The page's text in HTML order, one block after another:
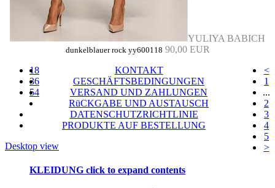
YULIYA BABICH
dunkelblauer rock yy600118 90,00 EUR
18
36
54
<
1
...
2
3
4
5
>
KONTAKT
GESCHÄFTSBEDINGUNGEN
VERSAND UND ZAHLUNGEN
RüCKGABE UND AUSTAUSCH
DATENSCHUTZRICHTLINIE
PRODUKTE AUF BESTELLUNG
Desktop view
KLEIDUNG click to expand contents